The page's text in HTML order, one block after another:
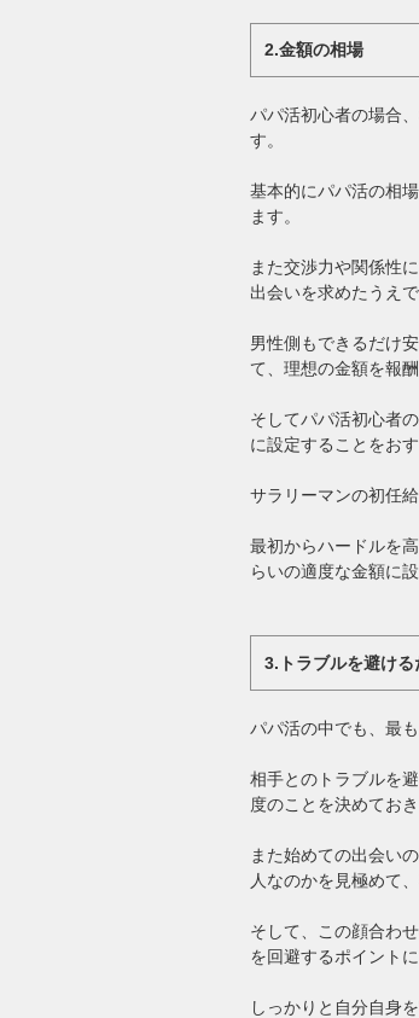
2.金額の相場
パパ活初心者の場合
す。
基本的にパパ活の相
ます。
また交渉力や関係性
出会いを求めたうえ
男性側もできるだけ
て、理想の金額を報
そしてパパ活初心者
に設定することをおす
サラリーマンの初任
最初からハードルを
らいの適度な金額に
3.トラブルを避け
パパ活の中でも、最
相手とのトラブルを
度のことを決めておき
また始めての出会い
人なのかを見極めて
そして、この顔合わ
を回避するポイントに
しっかりと自分自身